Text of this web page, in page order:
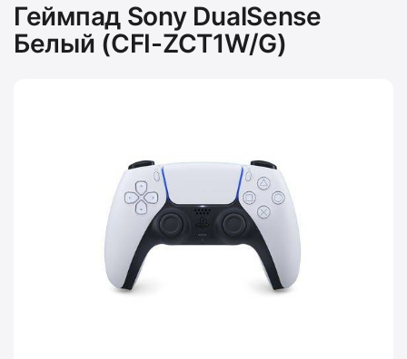
Геймпад Sony DualSense
Белый (CFI-ZCT1W/G)